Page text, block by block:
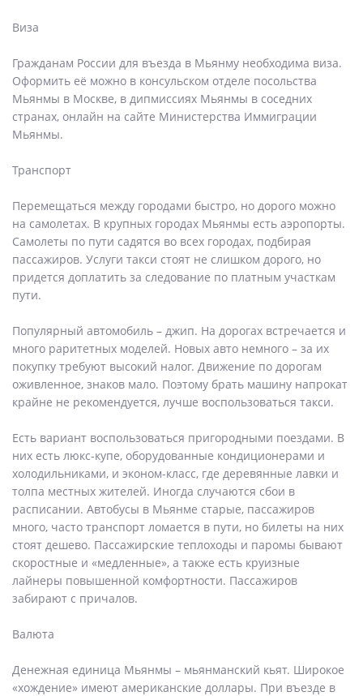
Виза
Гражданам России для въезда в Мьянму необходима виза.
Оформить её можно в консульском отделе посольства
Мьянмы в Москве, в дипмиссиях Мьянмы в соседних
странах, онлайн на сайте Министерства Иммиграции
Мьянмы.
Транспорт
Перемещаться между городами быстро, но дорого можно
на самолетах. В крупных городах Мьянмы есть аэропорты.
Самолеты по пути садятся во всех городах, подбирая
пассажиров. Услуги такси стоят не слишком дорого, но
придется доплатить за следование по платным участкам
пути.
Популярный автомобиль – джип. На дорогах встречается и
много раритетных моделей. Новых авто немного – за их
покупку требуют высокий налог. Движение по дорогам
оживленное, знаков мало. Поэтому брать машину напрокат
крайне не рекомендуется, лучше воспользоваться такси.
Есть вариант воспользоваться пригородными поездами. В
них есть люкс-купе, оборудованные кондиционерами и
холодильниками, и эконом-класс, где деревянные лавки и
толпа местных жителей. Иногда случаются сбои в
расписании. Автобусы в Мьянме старые, пассажиров
много, часто транспорт ломается в пути, но билеты на них
стоят дешево. Пассажирские теплоходы и паромы бывают
скоростные и «медленные», а также есть круизные
лайнеры повышенной комфортности. Пассажиров
забирают с причалов.
Валюта
Денежная единица Мьянмы – мьянманский кьят. Широкое
«хождение» имеют американские доллары. При въезде в